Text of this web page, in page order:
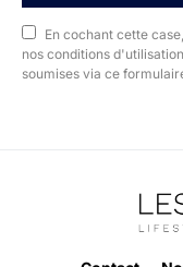
En cochant cette
nos conditions
soumises via ce